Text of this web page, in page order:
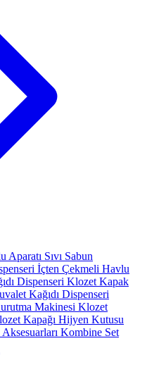
Aparatı Sıvı Sabun
İçten Çekmeli Havlu
Dispenseri Klozet Kapak
Kağıdı Dispenseri
Makinesi Klozet
Kapağı Hijyen Kutusu
Kombine Set